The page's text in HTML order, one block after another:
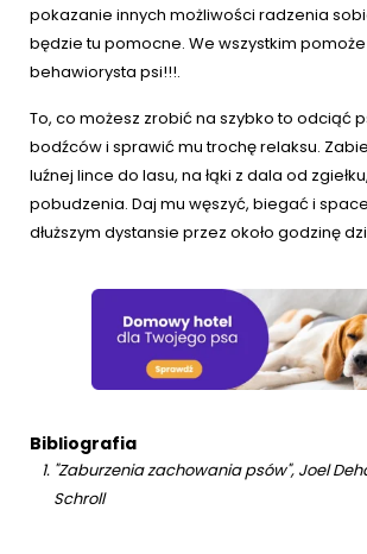
pokazanie innych możliwości radzenia
będzie tu pomocne. We wszystkim
behawiorysta psi!!!.
To, co możesz zrobić na szybko to odciąć
bodźców i sprawić mu trochę relaksu.
luźnej lince do lasu, na łąki z dala od
pobudzenia. Daj mu węszyć, biegać i
dłuższym dystansie przez około godzinę
Bibliografia
"Zaburzenia zachowania psów", Joel
Schroll